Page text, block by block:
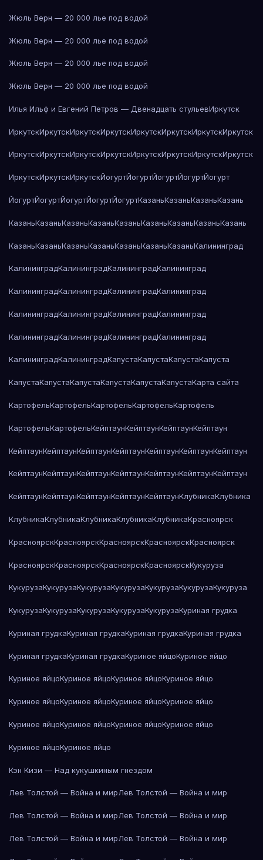
Жюль Верн — 20 000 лье под водой
Жюль Верн — 20 000 лье под водой
Жюль Верн — 20 000 лье под водой
Жюль Верн — 20 000 лье под водой
Илья Ильф и Евгений Петров — Двенадцать стульевИркутск
ИркутскИркутскИркутскИркутскИркутскИркутскИркутскИркутск
ИркутскИркутскИркутскИркутскИркутскИркутскИркутскИркутск
ИркутскИркутскИркутскЙогуртЙогуртЙогуртЙогуртЙогурт
ЙогуртЙогуртЙогуртЙогуртЙогуртКазаньКазаньКазаньКазань
КазаньКазаньКазаньКазаньКазаньКазаньКазаньКазаньКазань
КазаньКазаньКазаньКазаньКазаньКазаньКазаньКалининград
КалининградКалининградКалининградКалининград
КалининградКалининградКалининградКалининград
КалининградКалининградКалининградКалининград
КалининградКалининградКалининградКалининград
КалининградКалининградКапустаКапустаКапустаКапуста
КапустаКапустаКапустаКапустаКапустаКапустаКарта сайта
КартофельКартофельКартофельКартофельКартофель
КартофельКартофельКейптаунКейптаунКейптаунКейптаун
КейптаунКейптаунКейптаунКейптаунКейптаунКейптаунКейптаун
КейптаунКейптаунКейптаунКейптаунКейптаунКейптаунКейптаун
КейптаунКейптаунКейптаунКейптаунКейптаунКлубникаКлубника
КлубникаКлубникаКлубникаКлубникаКлубникаКрасноярск
КрасноярскКрасноярскКрасноярскКрасноярскКрасноярск
КрасноярскКрасноярскКрасноярскКрасноярскКукуруза
КукурузаКукурузаКукурузаКукурузаКукурузаКукурузаКукуруза
КукурузаКукурузаКукурузаКукурузаКукурузаКуриная грудка
Куриная грудкаКуриная грудкаКуриная грудкаКуриная грудка
Куриная грудкаКуриная грудкаКуриное яйцоКуриное яйцо
Куриное яйцоКуриное яйцоКуриное яйцоКуриное яйцо
Куриное яйцоКуриное яйцоКуриное яйцоКуриное яйцо
Куриное яйцоКуриное яйцоКуриное яйцоКуриное яйцо
Куриное яйцоКуриное яйцо
Кэн Кизи — Над кукушкиным гнездом
Лев Толстой — Война и мирЛев Толстой — Война и мир
Лев Толстой — Война и мирЛев Толстой — Война и мир
Лев Толстой — Война и мирЛев Толстой — Война и мир